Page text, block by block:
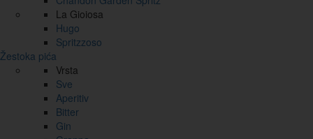
La Gioiosa
Hugo
Spritzzoso
Žestoka pića
Vrsta
Sve
Aperitiv
Bitter
Gin